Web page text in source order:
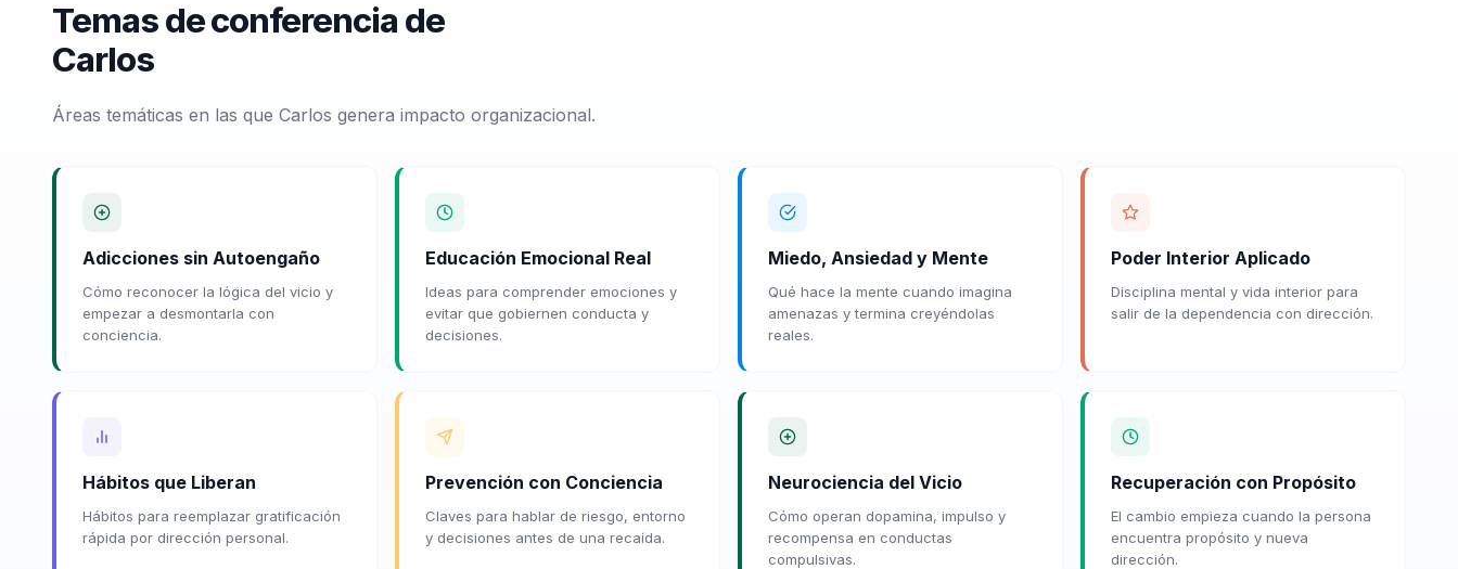
Temas de conferencia de
Carlos
Áreas temáticas en las que Carlos genera impacto organizacional.
Adicciones sin Autoengaño
Cómo reconocer la lógica del vicio y
empezar a desmontarla con
conciencia.
Educación Emocional Real
Ideas para comprender emociones y
evitar que gobiernen conducta y
decisiones.
Miedo, Ansiedad y Mente
Qué hace la mente cuando imagina
amenazas y termina creyéndolas
reales.
Poder Interior Aplicado
Disciplina mental y vida interior para
salir de la dependencia con dirección.
Hábitos que Liberan
Hábitos para reemplazar gratificación
rápida por dirección personal.
Prevención con Conciencia
Claves para hablar de riesgo, entorno
y decisiones antes de una recaída.
Neurociencia del Vicio
Cómo operan dopamina, impulso y
recompensa en conductas
compulsivas.
Recuperación con Propósito
El cambio empieza cuando la persona
encuentra propósito y nueva
dirección.